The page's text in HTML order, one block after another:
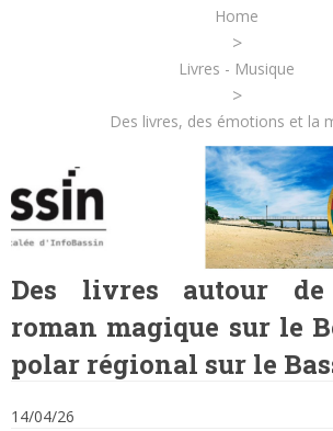
Home
>
Livres - Musique
>
Des livres, des émotions et la
Des livres autour de
roman magique sur le
polar régional sur le
14/04/26